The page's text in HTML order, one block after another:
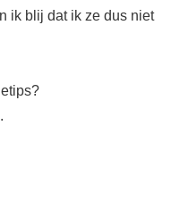
ik blij dat ik ze dus niet
.